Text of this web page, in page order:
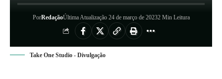
PorRedaçãoÚltima Atualização 24 de março de 20232 Min Leitura
Take One Studio - Divulgação